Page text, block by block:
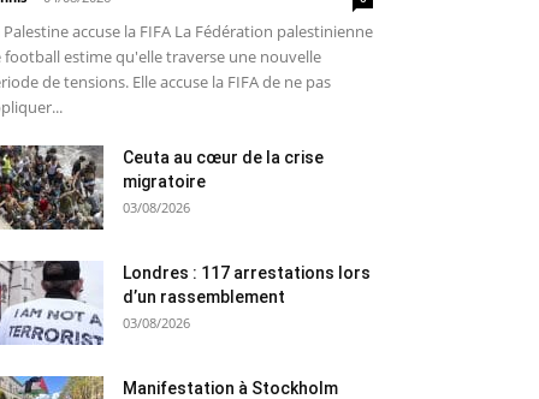
Palestine accuse la FIFA La Fédération palestinienne
football estime qu'elle traverse une nouvelle
de tensions. Elle accuse la FIFA de ne pas
Ceuta au cœur de la crise
migratoire
03/08/2026
Londres : 117 arrestations lors
d’un rassemblement
03/08/2026
Manifestation à Stockholm